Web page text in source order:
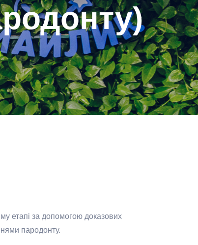
етапі за допомогою доказових
пародонту.